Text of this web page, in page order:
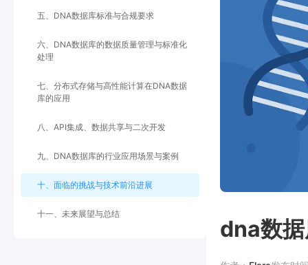
五、DNA数据库标准与合规要求
六、DNA数据库的数据质量管理与标准化
处理
七、分布式存储与高性能计算在DNA数据
库的应用
八、API集成、数据共享与二次开发
九、DNA数据库的行业应用场景与案例
十、面临的挑战与技术前沿进展
十一、未来展望与总结
dna数